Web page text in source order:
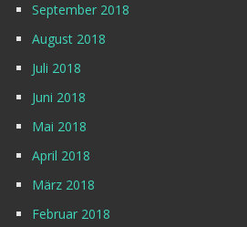
September 2018
August 2018
Juli 2018
Juni 2018
Mai 2018
April 2018
März 2018
Februar 2018